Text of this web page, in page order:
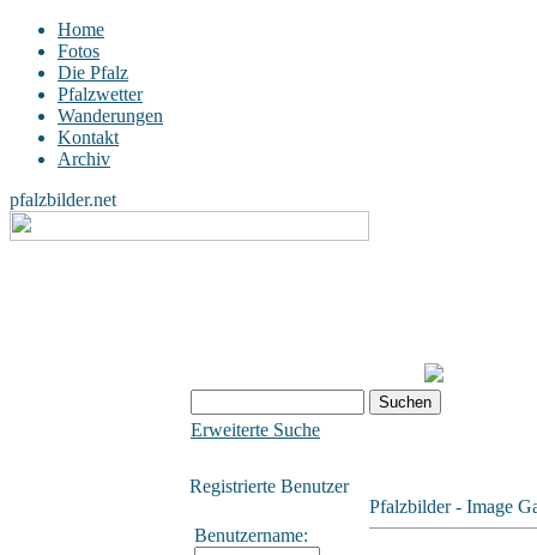
Home
Fotos
Die Pfalz
Pfalzwetter
Wanderungen
Kontakt
Archiv
pfalzbilder.net
Erweiterte Suche
Registrierte Benutzer
Benutzername:
Pfalzbilder - Image